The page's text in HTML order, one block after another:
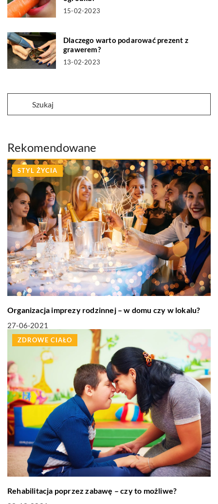
15-02-2023
Dlaczego warto podarować prezent z
grawerem?
13-02-2023
Rekomendowane
STYL ŻYCIA
Organizacja imprezy rodzinnej – w domu czy w lokalu?
27-06-2021
ZDROWE CIAŁO
Rehabilitacja poprzez zabawę – czy to możliwe?